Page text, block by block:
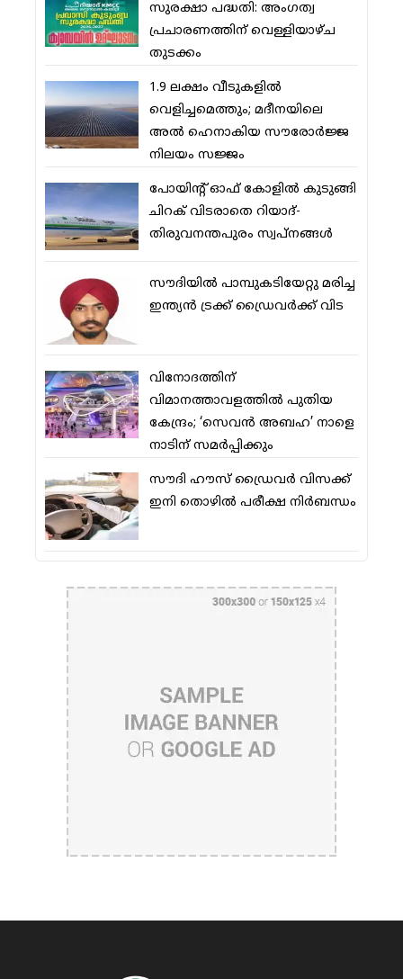
സുരക്ഷാ പദ്ധതി: അംഗത്വ
പ്രചാരണത്തിന് വെള്ളിയാഴ്ച
തുടക്കം
1.9 ലക്ഷം വീടുകളില്‍
വെളിച്ചമെത്തും; മദീനയിലെ
അല്‍ ഹെനാകിയ സൗരോര്‍ജ്ജ
നിലയം സജ്ജം
പോയിന്റ് ഓഫ് കോളില്‍ കുടുങ്ങി
ചിറക് വിടരാതെ റിയാദ്-
തിരുവനന്തപുരം സ്വപ്നങ്ങള്‍
സൗദിയിൽ പാമ്പുകടിയേറ്റു മരിച്ച
ഇന്ത്യൻ ട്രക്ക് ഡ്രൈവർക്ക് വിട
വിനോദത്തിന്
വിമാനത്താവളത്തില്‍ പുതിയ
കേന്ദ്രം; ‘സെവന്‍ അബഹ’ നാളെ
നാടിന് സമര്‍പ്പിക്കും
സൗദി ഹൗസ് ഡ്രൈവര്‍ വിസക്ക്
ഇനി തൊഴില്‍ പരീക്ഷ നിര്‍ബന്ധം